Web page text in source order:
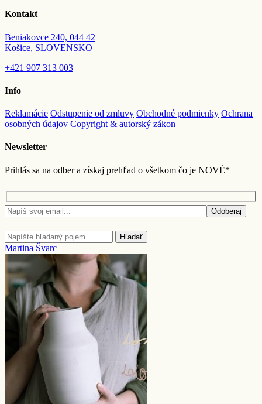
Kontakt
Beniakovce 240, 044 42
Košice, SLOVENSKO
+421 907 313 003
Info
Reklamácie Odstupenie od zmluvy Obchodné podmienky Ochrana
osobných údajov Copyright & autorský zákon
Newsletter
Prihlás sa na odber a získaj prehľad o všetkom čo je NOVÉ*
Odoberaj
Hľadať
Martina Švarc